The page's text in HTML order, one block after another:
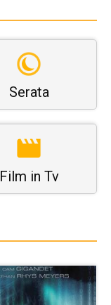
Serata
Film in Tv